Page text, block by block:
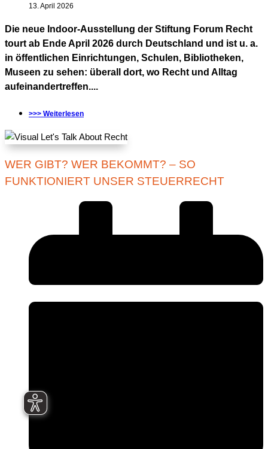
13. April 2026
Die neue Indoor-Ausstellung der Stiftung Forum Recht
tourt ab Ende April 2026 durch Deutschland und ist u. a.
in öffentlichen Einrichtungen, Schulen, Bibliotheken,
Museen zu sehen: überall dort, wo Recht und Alltag
aufeinandertreffen....
>>> Weiterlesen
WER GIBT? WER BEKOMMT? – SO
FUNKTIONIERT UNSER STEUERRECHT